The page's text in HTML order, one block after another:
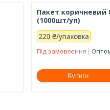
Пакет коричневий
(1000шт/уп)
220 ₴/упаковка
Під замовлення
Купити